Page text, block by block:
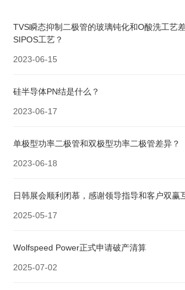
TVS瞬态抑制二极管的玻璃钝化和O酸洗工艺
SIPOS工艺？
2023-06-15
硅半导体PN结是什么？
2023-06-17
单极型功率二极管和双极型功率二极管差异？
2023-06-18
日韩展会顺利闭慕，感谢领导指导和客户双赢
2025-05-17
Wolfspeed Power正式申请破产清算
2025-07-02